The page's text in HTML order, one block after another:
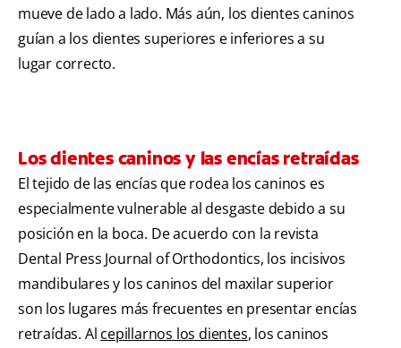
mueve de lado a lado. Más aún, los dientes caninos
guían a los dientes superiores e inferiores a su
lugar correcto.
Los dientes caninos y las encías retraídas
El tejido de las encías que rodea los caninos es
especialmente vulnerable al desgaste debido a su
posición en la boca. De acuerdo con la revista
Dental Press Journal of Orthodontics, los incisivos
mandibulares y los caninos del maxilar superior
son los lugares más frecuentes en presentar encías
retraídas. Al cepillarnos los dientes, los caninos